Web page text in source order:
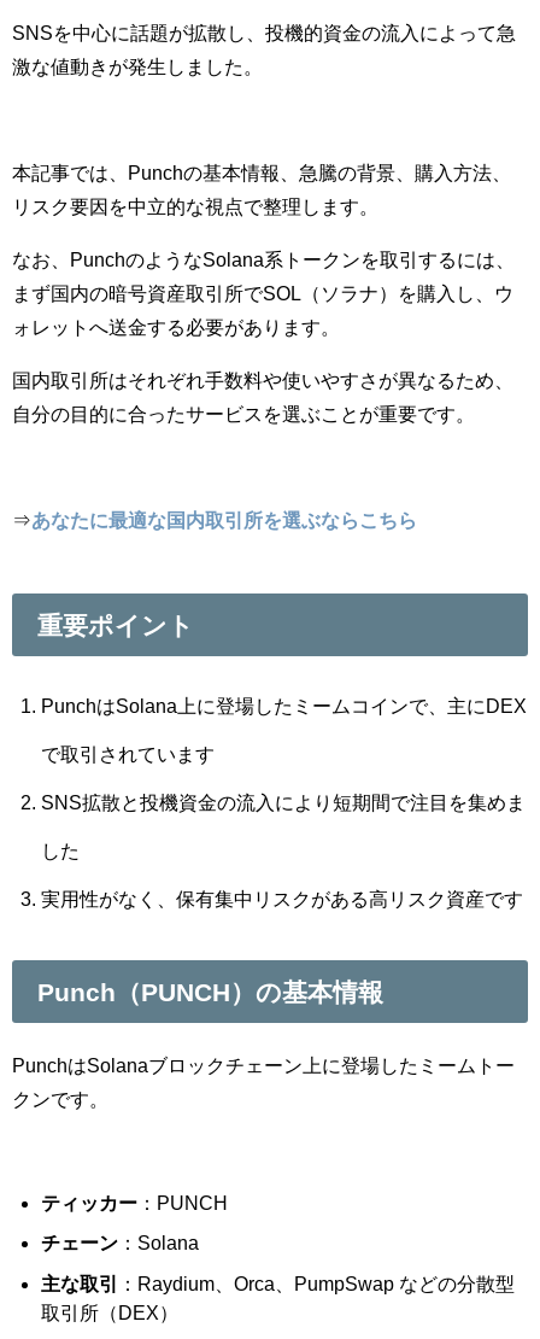
SNSを中心に話題が拡散し、投機的資金の流入によって急
激な値動きが発生しました。
本記事では、Punchの基本情報、急騰の背景、購入方法、
リスク要因を中立的な視点で整理します。
なお、PunchのようなSolana系トークンを取引するには、
まず国内の暗号資産取引所でSOL（ソラナ）を購入し、ウ
ォレットへ送金する必要があります。
国内取引所はそれぞれ手数料や使いやすさが異なるため、
自分の目的に合ったサービスを選ぶことが重要です。
⇒あなたに最適な国内取引所を選ぶならこちら
重要ポイント
PunchはSolana上に登場したミームコインで、主にDEX
で取引されています
SNS拡散と投機資金の流入により短期間で注目を集めま
した
実用性がなく、保有集中リスクがある高リスク資産です
Punch（PUNCH）の基本情報
PunchはSolanaブロックチェーン上に登場したミームトー
クンです。
ティッカー ：PUNCH
チェーン ：Solana
主な取引
：Raydium、Orca、PumpSwap などの分散型
取引所（DEX）